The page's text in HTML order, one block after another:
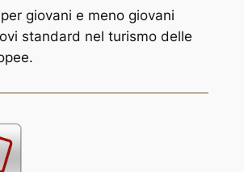
giovani e meno giovani
standard nel turismo delle